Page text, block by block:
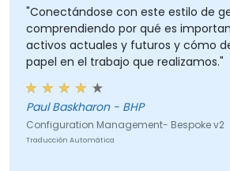
"Conectándose con este estilo de
comprendiendo por qué es
activos actuales y futuros y cómo
papel en el trabajo que realizamos."
Paul Baskharon - BHP
Configuration Management- Bespoke v2
Traducción Automática